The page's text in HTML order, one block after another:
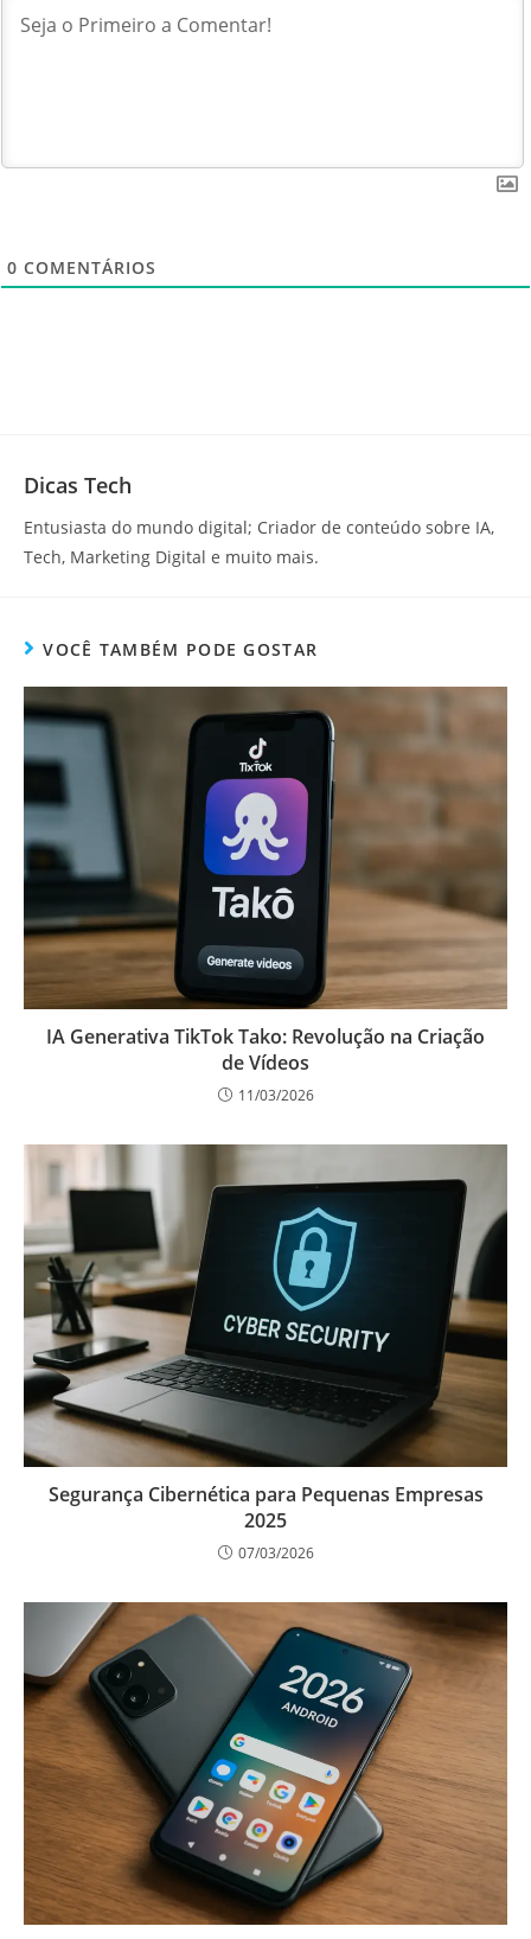
0 COMENTÁRIOS
Dicas Tech
Entusiasta do mundo digital; Criador de conteúdo sobre IA,
Tech, Marketing Digital e muito mais.
VOCÊ TAMBÉM PODE GOSTAR
IA Generativa TikTok Tako: Revolução na Criação
de Vídeos
11/03/2026
Segurança Cibernética para Pequenas Empresas
2025
07/03/2026